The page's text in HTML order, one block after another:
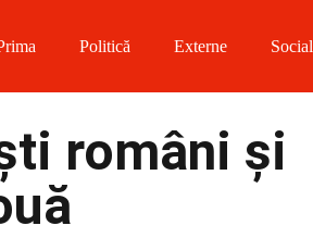
Politică Externe Social
români și